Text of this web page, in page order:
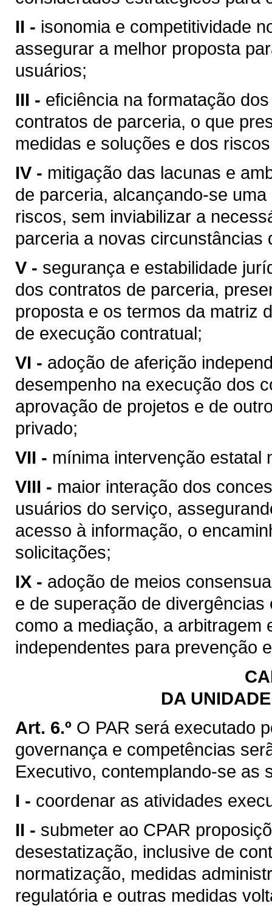
II - isonomia e competitividade
assegurar a melhor proposta
usuários;
III - eficiência na formatação
contratos de parceria, o que
medidas e soluções e dos
IV - mitigação das lacunas e
de parceria, alcançando-se
riscos, sem inviabilizar a
parceria a novas circunstâncias
V - segurança e estabilidade
dos contratos de parceria,
proposta e os termos da matriz
de execução contratual;
VI - adoção de aferição
desempenho na execução dos
aprovação de projetos e de
privado;
VII - mínima intervenção estatal
VIII - maior interação dos
usuários do serviço,
acesso à informação, o
solicitações;
IX - adoção de meios
e de superação de
como a mediação, a arbitragem
independentes para prevenção
DA
Art. 6.º O PAR será executado
governança e competências
Executivo, contemplando-se as
I - coordenar as atividades
II - submeter ao CPAR
desestatização, inclusive de
normatização, medidas
regulatória e outras medidas